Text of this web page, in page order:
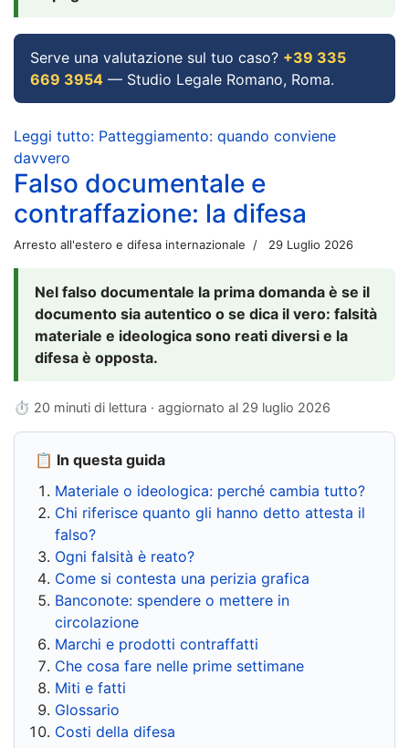
Serve una valutazione sul tuo caso? +39 335
669 3954 — Studio Legale Romano, Roma.
Leggi tutto: Patteggiamento: quando conviene
davvero
Falso documentale e
contraffazione: la difesa
Arresto all'estero e difesa internazionale 29 Luglio 2026
Nel falso documentale la prima domanda è se il
documento sia autentico o se dica il vero: falsità
materiale e ideologica sono reati diversi e la
difesa è opposta.
⏱ 20 minuti di lettura · aggiornato al 29 luglio 2026
📋 In questa guida
Materiale o ideologica: perché cambia tutto?
Chi riferisce quanto gli hanno detto attesta il
falso?
Ogni falsità è reato?
Come si contesta una perizia grafica
Banconote: spendere o mettere in
circolazione
Marchi e prodotti contraffatti
Che cosa fare nelle prime settimane
Miti e fatti
Glossario
Costi della difesa